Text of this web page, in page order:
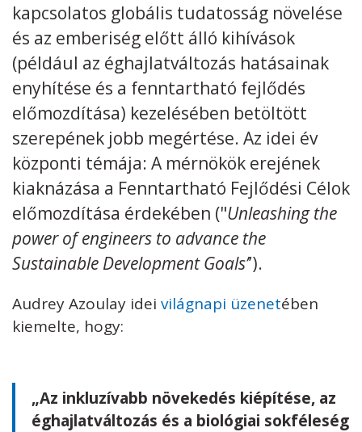
Kövess minket unescohungary
Adatkezelési tájékoztató Impresszum
Technikai információk
kapcsolatos globális tudatosság növelése
és az emberiség előtt álló kihívások
(például az éghajlatváltozás hatásainak
enyhítése és a fenntartható fejlődés
előmozdítása) kezelésében betöltött
szerepének jobb megértése. Az idei év
központi témája: A mérnökök erejének
kiaknázása a Fenntartható Fejlődési Célok
előmozdítása érdekében ("Unleashing the
power of engineers to advance the
Sustainable Development Goals’’).
Audrey Azoulay idei világnapi üzenetében
kiemelte, hogy:
„Az inkluzívabb növekedés kiépítése, az
éghajlatváltozás és a biológiai sokféleség